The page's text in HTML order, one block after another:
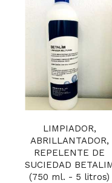
LIMPIADOR,
ABRILLANTADOR,
REPELENTE DE
SUCIEDAD
(750 ml. - 5 litros)